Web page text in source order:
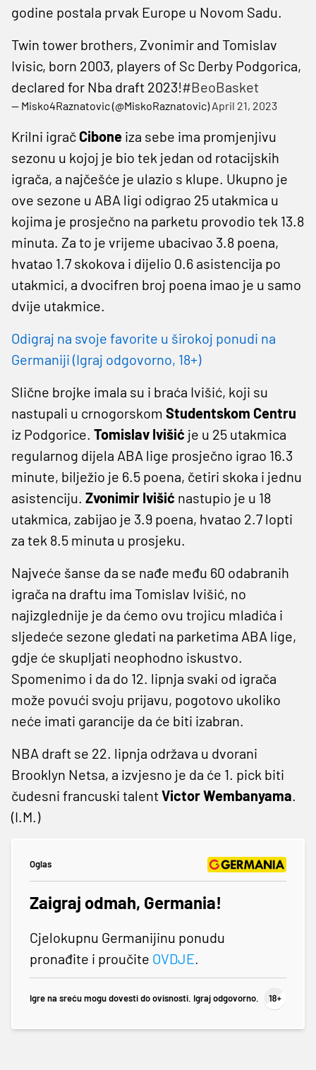
godine postala prvak Europe u Novom Sadu.
Twin tower brothers, Zvonimir and Tomislav
Ivisic, born 2003, players of Sc Derby Podgorica,
declared for Nba draft 2023!#BeoBasket
— Misko4Raznatovic (@MiskoRaznatovic)April 21, 2023
Krilni igrač Cibone iza sebe ima promjenjivu
sezonu u kojoj je bio tek jedan od rotacijskih
igrača, a najčešće je ulazio s klupe. Ukupno je
ove sezone u ABA ligi odigrao 25 utakmica u
kojima je prosječno na parketu provodio tek 13.8
minuta. Za to je vrijeme ubacivao 3.8 poena,
hvatao 1.7 skokova i dijelio 0.6 asistencija po
utakmici, a dvocifren broj poena imao je u samo
dvije utakmice.
Odigraj na svoje favorite u širokoj ponudi na
Germaniji (Igraj odgovorno, 18+)
Slične brojke imala su i braća Ivišić, koji su
nastupali u crnogorskom Studentskom Centru
iz Podgorice. Tomislav Ivišić je u 25 utakmica
regularnog dijela ABA lige prosječno igrao 16.3
minute, bilježio je 6.5 poena, četiri skoka i jednu
asistenciju. Zvonimir Ivišić nastupio je u 18
utakmica, zabijao je 3.9 poena, hvatao 2.7 lopti
za tek 8.5 minuta u prosjeku.
Najveće šanse da se nađe među 60 odabranih
igrača na draftu ima Tomislav Ivišić, no
najizglednije je da ćemo ovu trojicu mladića i
sljedeće sezone gledati na parketima ABA lige,
gdje će skupljati neophodno iskustvo.
Spomenimo i da do 12. lipnja svaki od igrača
može povući svoju prijavu, pogotovo ukoliko
neće imati garancije da će biti izabran.
NBA draft se 22. lipnja održava u dvorani
Brooklyn Netsa, a izvjesno je da će 1. pick biti
čudesni francuski talentVictor Wembanyama.
(I.M.)
Oglas
Zaigraj odmah, Germania!
Cjelokupnu Germanijinu ponudu
pronađite i proučite OVDJE.
Igre na sreću mogu dovesti do ovisnosti. Igraj odgovorno.